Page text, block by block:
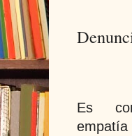
Es